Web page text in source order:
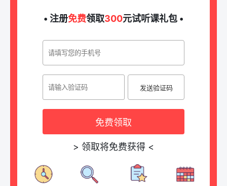
• 注册免费领取300元试听课礼包 •
发送验证码
免费领取
> 领取将免费获得 <